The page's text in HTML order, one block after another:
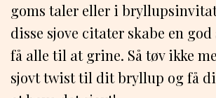
goms taler eller i
disse sjove citater skabe en
få alle til at grine. Så tøv ikke
sjovt twist til dit bryllup og få